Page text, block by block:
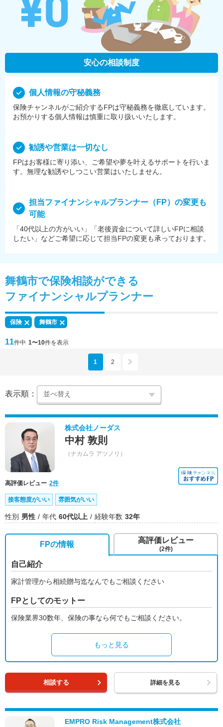
安心の相談制度
個⼈情報の守秘義務
保険チャンネルがご紹介するFPは守秘義務を徹底しています。
お預かりする個⼈情報は慎重に取り扱いいたします。
勧誘や営業は⼀切なし
FPはお客様に寄り添い、ご希望や夢を叶えるサポートを⾏いま
す。無理な勧誘やしつこい営業はいたしません。
担当ファイナンシャルプランナー（FP）の変更も
可能
「40代以上の方がいい」「老後資金について詳しいFPに相談
したい」などご希望に応じて担当FPの変更も承っております。
舞鶴市で保険相談ができる
ファイナンシャルプランナー
保険 舞鶴市
11件中 1〜10件を表示
1 2
表示順：
株式会社ノーダス
中村 敦則
（ナカムラ アツノリ）
高評価レビュー 2件
接客態度がいい 雰囲気がいい
性別 男性 年代 60代以上 経験年数 32年
FPの情報
自己紹介
家計管理から相続贈与迄なんでもご相談ください
FPとしてのモットー
保険業界30数年、保険の事なら何でもご相談ください。
もっと見る
高評価レビュー
(2件)
相談する 詳細を見る
EMPRO Risk Management株式会社